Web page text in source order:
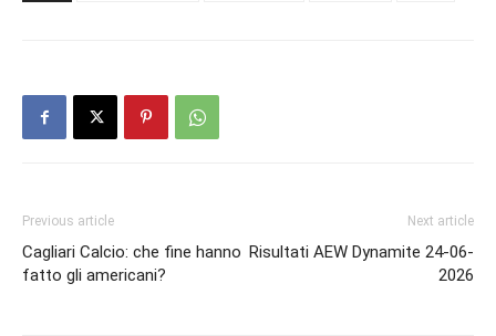
Previous article
Cagliari Calcio: che fine hanno
fatto gli americani?
Next article
Risultati AEW Dynamite 24-06-
2026